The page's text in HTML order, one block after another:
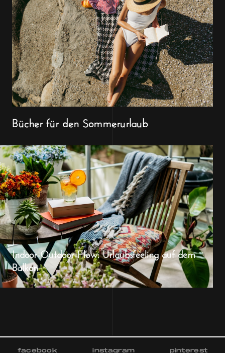
Bücher für den Sommerurlaub
Indoor-Outdoor-Flow: Urlaubsfeeling auf dem
Balkon
facebook instagram pinterest